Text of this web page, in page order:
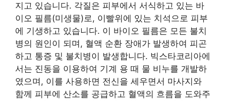
지고 있습니다. 각질은 피부에서 서식하고 있는 바
이오 필름(미생물)로, 이빨위에 있는 치석으로 피부
에 기생하고 있습니다. 이 바이오 필름은 모든 불치
병의 원인이 되며, 혈액 순환 장애가 발생하여 피곤
하고 통증 및 불치병이 발생합니다. 빅스타코리아에
서는 진동을 이용하여 기계 용 때 물 비누를 개발하
였으며, 이를 사용하면 전신을 세우면서 마사지와
함께 피부에 산소를 공급하고 혈액의 흐름을 도와주